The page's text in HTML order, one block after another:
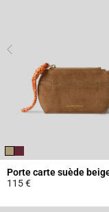
Porte carte suède
115 €